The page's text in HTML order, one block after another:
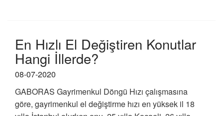
En Hızlı El Değiştiren Konutlar
Hangi İllerde?
08-07-2020
GABORAS Gayrimenkul Döngü Hızı çalışmasına
göre, gayrimenkul el değiştirme hızı en yüksek il 18